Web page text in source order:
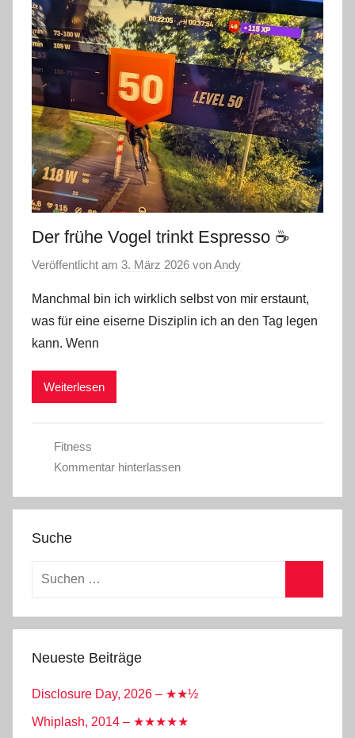
Der frühe Vogel trinkt Espresso ☕
Veröffentlicht am 3. März 2026 vonAndy
Manchmal bin ich wirklich selbst von mir erstaunt,
was für eine eiserne Disziplin ich an den Tag legen
kann. Wenn
Weiterlesen
Fitness
Kommentar hinterlassen
Suche
Suchen
Neueste Beiträge
Disclosure Day, 2026 – ★★½
Whiplash, 2014 – ★★★★★